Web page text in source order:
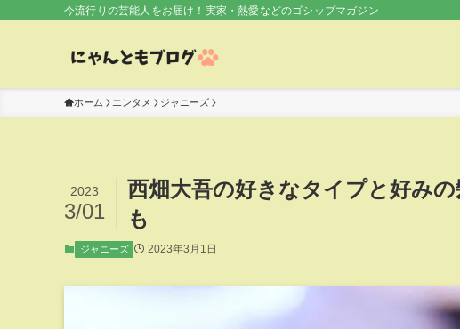
今流行りの芸能人をお届け！実家・熱愛などのゴシップマガジン
ホーム エンタメ ジャニーズ
西畑大吾の好きなタイプと好み
も
2023
3/01
ジャニーズ 2023年3月1日